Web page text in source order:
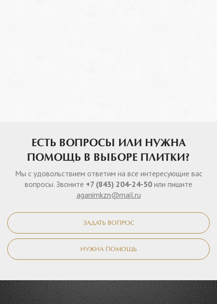
ЕСТЬ ВОПРОСЫ ИЛИ НУЖНА
ПОМОЩЬ В ВЫБОРЕ ПЛИТКИ?
Мы с удовольствием ответим на все интересующие вас
вопросы. Звоните +7 (843) 204-24-50 или пишите
aganimkzn@mail.ru
ЗАДАТЬ ВОПРОС
НУЖНА ПОМОЩЬ